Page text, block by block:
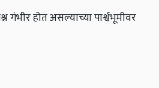
गंभीर होत असल्याच्या पार्श्वभूमीवर